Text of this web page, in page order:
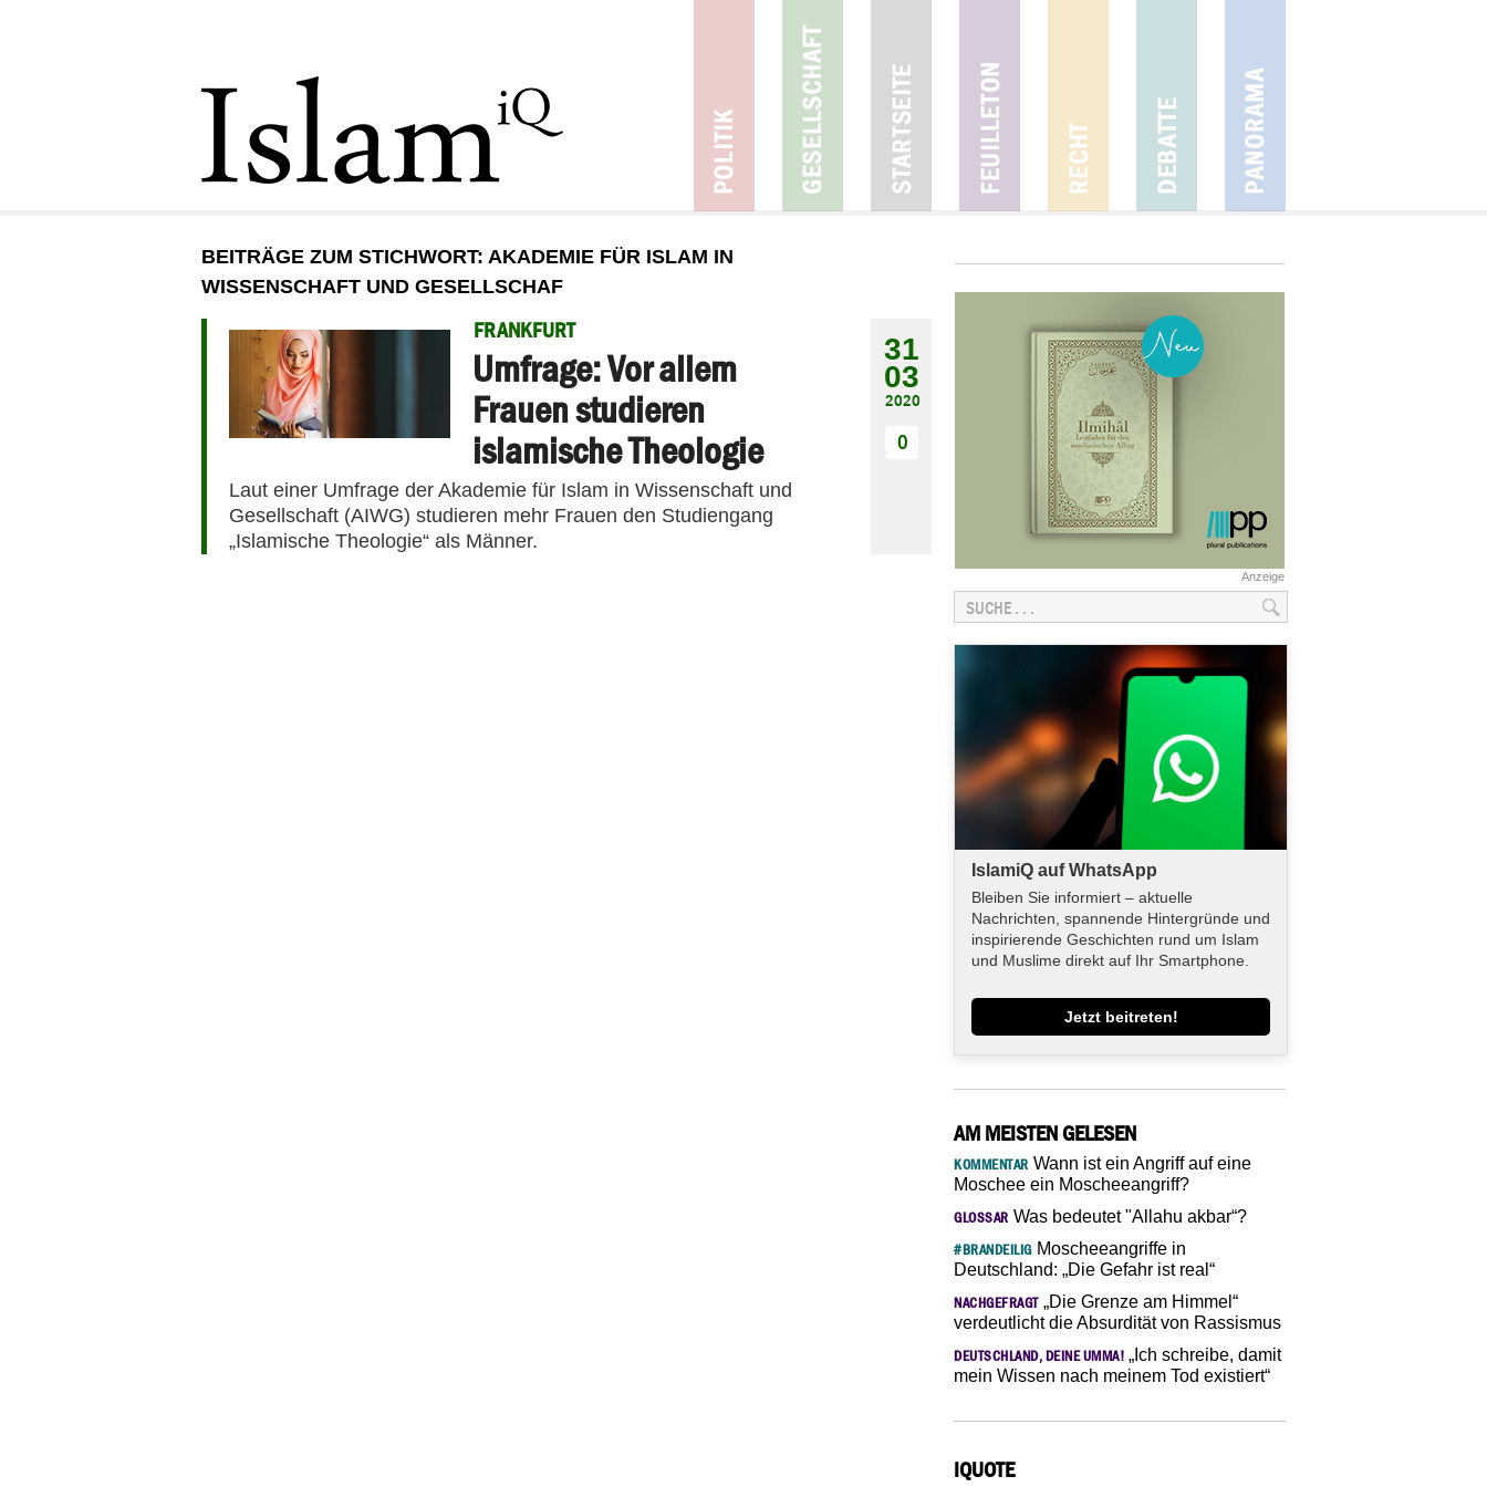
BEITRÄGE ZUM STICHWORT: AKADEMIE FÜR ISLAM IN
WISSENSCHAFT UND GESELLSCHAF
FRANKFURT
Umfrage: Vor allem
Frauen studieren
islamische Theologie
Laut einer Umfrage der Akademie für Islam in Wissenschaft und
Gesellschaft (AIWG) studieren mehr Frauen den Studiengang
„Islamische Theologie“ als Männer.
31
03
2020
0
Anzeige
IslamiQ auf WhatsApp
Bleiben Sie informiert – aktuelle
Nachrichten, spannende Hintergründe und
inspirierende Geschichten rund um Islam
und Muslime direkt auf Ihr Smartphone.
Jetzt beitreten!
AM MEISTEN GELESEN
KOMMENTAR Wann ist ein Angriff auf eine
Moschee ein Moscheeangriff?
GLOSSAR Was bedeutet "Allahu akbar“?
#BRANDEILIGMoscheeangriffe in
Deutschland: „Die Gefahr ist real“
NACHGEFRAGT„Die Grenze am Himmel“
verdeutlicht die Absurdität von Rassismus
DEUTSCHLAND, DEINE UMMA! „Ich schreibe, damit
mein Wissen nach meinem Tod existiert“
IQUOTE